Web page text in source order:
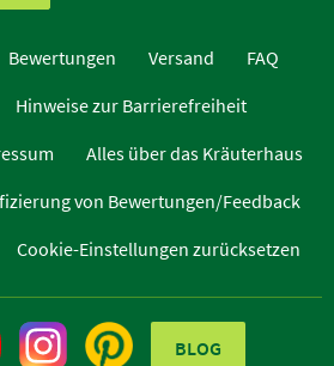
Bewertungen Versand
FAQ
Hinweise zur Barrierefreiheit
Alles über das Kräuterhaus
von Bewertungen/Feedback
Cookie-Einstellungen zurücksetzen
BLOG